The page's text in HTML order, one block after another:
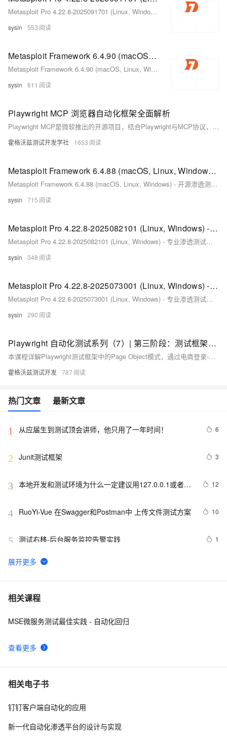
Metasploit Pro 4.22.8-2025091701 (Linux, Windows) - 专业渗透测试框架
sysin 553
Metasploit Framework 6.4.90 (macOS, Linux, Windows) - 开源渗透测试框架
Metasploit Framework 6.4.90 (macOS, Linux, Windows) - 开源渗透测试框架
sysin 611
Playwright MCP 浏览器自动化框架全面解析
Playwright MCP是微软推出的开源项目，结合Playwright与MCP协议，让AI通过结构化数据直接操作浏览器。告别传统视觉识别，实现高效、精准的网页自动化，广泛应用于测试、爬虫、办公自动化等场景，大幅提升效率与可靠性。
霍格沃兹测试开发学社 1653
Metasploit Framework 6.4.88 (macOS, Linux, Windows) - 开源渗透测试框架
Metasploit Framework 6.4.88 (macOS, Linux, Windows) - 开源渗透测试框架
sysin 715
Metasploit Pro 4.22.8-2025082101 (Linux, Windows) - 专业渗透测试框架
Metasploit Pro 4.22.8-2025082101 (Linux, Windows) - 专业渗透测试框架
sysin 348
Metasploit Pro 4.22.8-2025073001 (Linux, Windows) - 专业渗透测试框架
Metasploit Pro 4.22.8-2025073001 (Linux, Windows) - 专业渗透测试框架
sysin 290
Playwright 自动化测试系列（7）| 第三阶段：测试框架集成​​Page Object 模式
本课程详解Playwright测试框架中的Page Object模式，通过电商登录-下单实战演示PO架构设计与高级技巧，结合Pytest实现多用户测试。重点解析PO模式提升代码复用性、降低维护成本的核心价值，并提供常见问题解决方案，助力构建高可维护性的自动化测试体系。
霍格沃兹测试开发 787
热门文章 最新文章
1 从应届生到测试顶会讲师，他只用了一年时间！ 6
2 Junit测试框架 3
3 本地开发和测试环境为什么一定建议用127.0.0.1或者
12
4 RuoYi-Vue 在Swagger和Postman中 上传文件测试方案 10
5 测试右移-后台服务监控告警实践 1
6 征文分享｜OceanBase 3.1.2 数据库性能测试探索
7 【实测】django测试平台的各种权限管理设计解决方案！
8 2022渗透测试-反弹shell的详细讲解
9 Matlab+Qt开发笔记（一）：matlab搭建Qt开发matlib环
10
相关课程
查看更多
MSE微服务测试最佳实践 - 自动化回归
相关电子书
钉钉客户端自动化的应用
新一代自动化渗透平台的设计与实现